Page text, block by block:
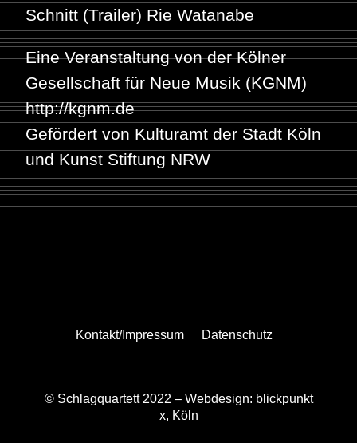
Schnitt (Trailer) Rie Watanabe
Eine Veranstaltung von der Kölner
Gesellschaft für Neue Musik (KGNM)
http://kgnm.de
Gefördert von Kulturamt der Stadt Köln
und Kunst Stiftung NRW
Kontakt/Impressum Datenschutz
© Schlagquartett 2022 – Webdesign: blickpunkt
x, Köln